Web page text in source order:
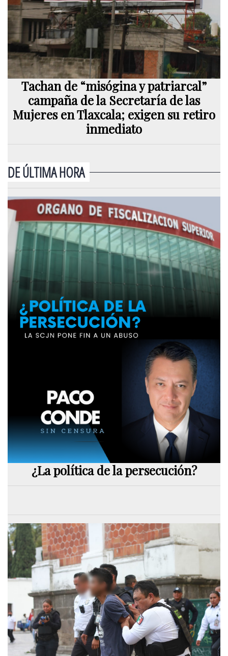
Tachan de “misógina y patriarcal”
campaña de la Secretaría de las
Mujeres en Tlaxcala; exigen su retiro
inmediato
DE ÚLTIMA HORA
¿La política de la persecución?